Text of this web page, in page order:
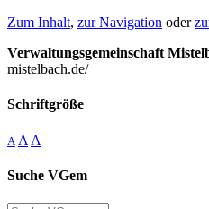
Zum Inhalt, zur Navigation oder
Verwaltungsgemeinschaft
mistelbach.de/
Schriftgröße
A A A
Suche VGem